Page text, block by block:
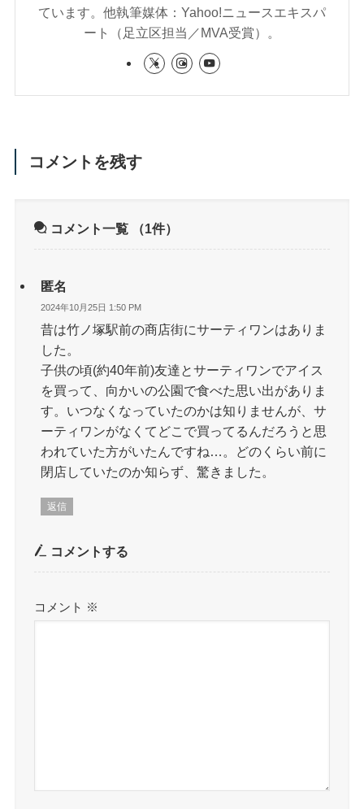
ています。他執筆媒体：Yahoo!ニュースエキスパ
ート（足立区担当／MVA受賞）。
コメントを残す
コメント一覧 （1件）
匿名
2024年10月25日 1:50 PM
昔は竹ノ塚駅前の商店街にサーティワンはありま
した。
子供の頃(約40年前)友達とサーティワンでアイス
を買って、向かいの公園で食べた思い出がありま
す。いつなくなっていたのかは知りませんが、サ
ーティワンがなくてどこで買ってるんだろうと思
われていた方がいたんですね…。どのくらい前に
閉店していたのか知らず、驚きました。
返信
コメントする
コメント ※